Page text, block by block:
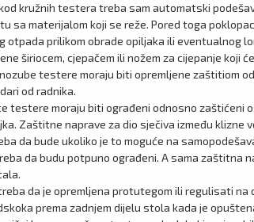
kružnih testera treba sam automatski
sa materijalom koji se reže. Pored toga
otpada prilikom obrade opiljaka ili eventualnog
širiocem, cjepačem ili nožem za cijepanje koji
testere moraju biti opremljene zaštitiom
od radnika.
testere moraju biti ograđeni odnosno zaštićeni
Zaštitne naprave za dio sječiva između klizne
da bude ukoliko je to moguće na
da budu potpuno ograđeni. A sama zaštitna
da je opremljena protutegom ili regulisati na
prema zadnjem dijelu stola kada je